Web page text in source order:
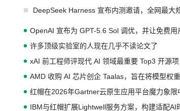
DeepSeek Harness 宣布内测邀请，全网最大
OpenAI 宣布为 GPT-5.6 Sol 调优，并让免费
许多顶级实验室的人现在几乎不读论文了
xAI 前工程师评现代 AI 领域最重要 Top3 开源项
AMD 收购 AI 芯片创企 Taalas，旨在将模型权
红帽在2026年Gartner云原生应用平台魔力象限
IBM与红帽扩展Lightwell服务方案，构建适配AI